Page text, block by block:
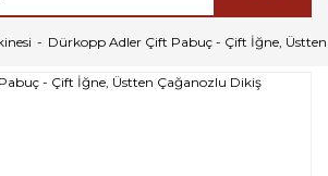
Dürkopp Adler Çift Pabuç - Çift İğne,